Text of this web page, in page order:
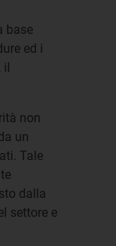
base
ed i
il
non
un
Tale
dalla
settore e